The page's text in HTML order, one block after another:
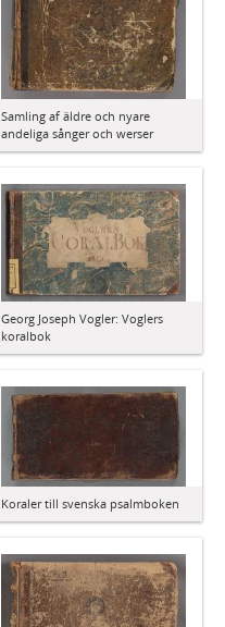
Samling af äldre och nyare
andeliga sånger och werser
Georg Joseph Vogler: Voglers
koralbok
Koraler till svenska psalmboken